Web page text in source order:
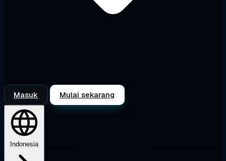
Masuk Mulai sekarang
Indonesia